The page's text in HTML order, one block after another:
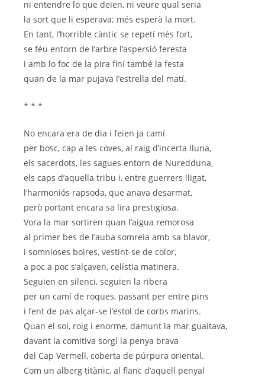
ni entendre lo que deien, ni veure qual seria
la sort que li esperava; més esperà la mort.
En tant, l’horrible càntic se repetí més fort,
se féu entorn de l’arbre l’aspersió feresta
i amb lo foc de la pira finí també la festa
quan de la mar pujava l’estrella del matí.
* * *
No encara era de dia i feien ja camí
per bosc, cap a les coves, al raig d’incerta lluna,
els sacerdots, les sagues entorn de Nuredduna,
els caps d’aquella tribu i, entre guerrers lligat,
l’harmoniós rapsoda, que anava desarmat,
però portant encara sa lira prestigiosa.
Vora la mar sortiren quan l’aigua remorosa
al primer bes de l’auba somreia amb sa blavor,
i somnioses boires, vestint-se de color,
a poc a poc s’alçaven, celístia matinera.
Seguien en silenci, seguien la ribera
per un camí de roques, passant per entre pins
i fent de pas alçar-se l’estol de corbs marins.
Quan el sol, roig i enorme, damunt la mar guaitava,
davant la comitiva sorgí la penya brava
del Cap Vermell, coberta de púrpura oriental.
Com un alberg titànic, al flanc d’aquell penyal